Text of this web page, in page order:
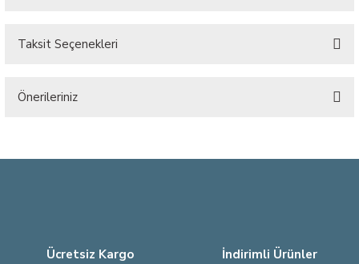
Taksit Seçenekleri
Önerileriniz
Ürün açıklamasında eksik bilgiler bulunuyor.
Ücretsiz Kargo İndirimli Ürünler